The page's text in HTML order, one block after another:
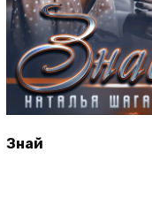
Знай